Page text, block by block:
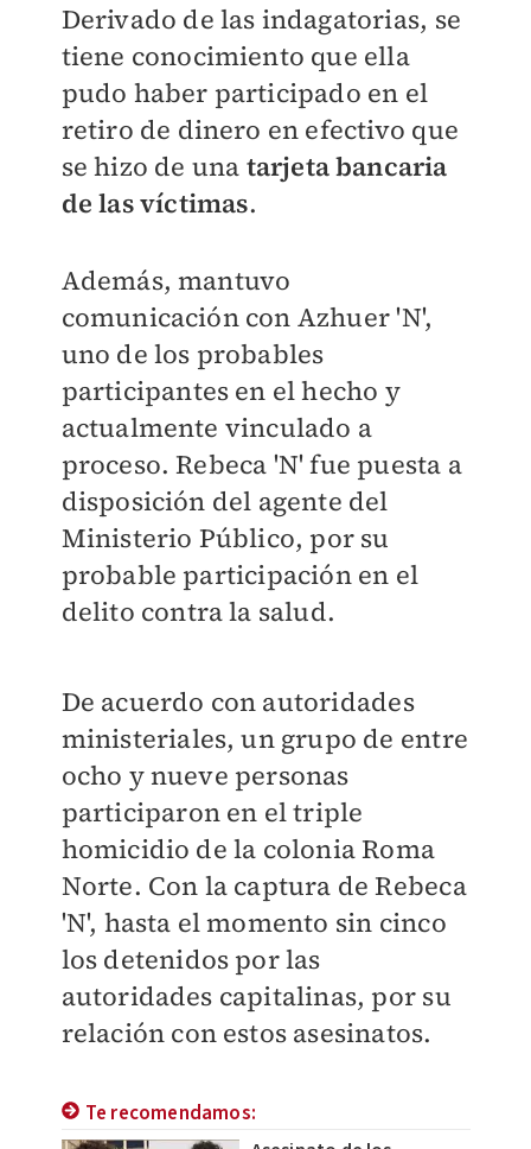
Derivado de las indagatorias, se
tiene conocimiento que ella
pudo haber participado en el
retiro de dinero en efectivo que
se hizo de una tarjeta bancaria
de las víctimas.
Además, mantuvo
comunicación con Azhuer 'N',
uno de los probables
participantes en el hecho y
actualmente vinculado a
proceso. Rebeca 'N' fue puesta a
disposición del agente del
Ministerio Público, por su
probable participación en el
delito contra la salud.
De acuerdo con autoridades
ministeriales, un grupo de entre
ocho y nueve personas
participaron en el triple
homicidio de la colonia Roma
Norte. Con la captura de Rebeca
'N', hasta el momento sin cinco
los detenidos por las
autoridades capitalinas, por su
relación con estos asesinatos.
Te recomendamos: